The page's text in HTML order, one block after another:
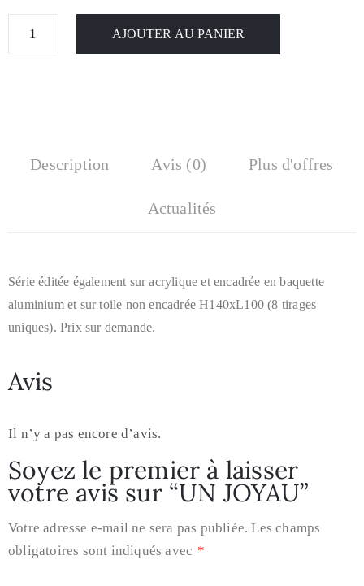
AJOUTER AU PANIER
Description Avis (0) Plus d'offres
Actualités
Série éditée également sur acrylique et encadrée en baquette
aluminium et sur toile non encadrée H140xL100 (8 tirages
uniques). Prix sur demande.
Avis
Il n’y a pas encore d’avis.
Soyez le premier à laisser
votre avis sur “UN JOYAU”
Votre adresse e-mail ne sera pas publiée. Les champs
obligatoires sont indiqués avec *